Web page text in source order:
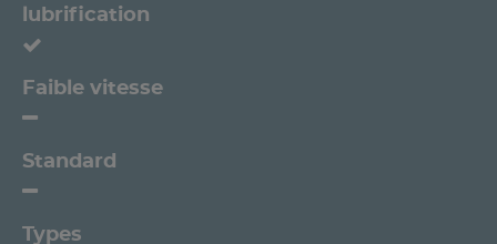
lubrification
Faible vitesse
Standard
Types